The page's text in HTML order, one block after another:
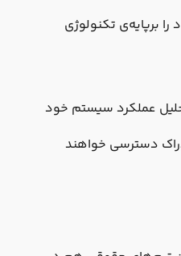
برپایه‌ی تکنولوژی
عملکرد سیستم خود
دسترسی خواهند